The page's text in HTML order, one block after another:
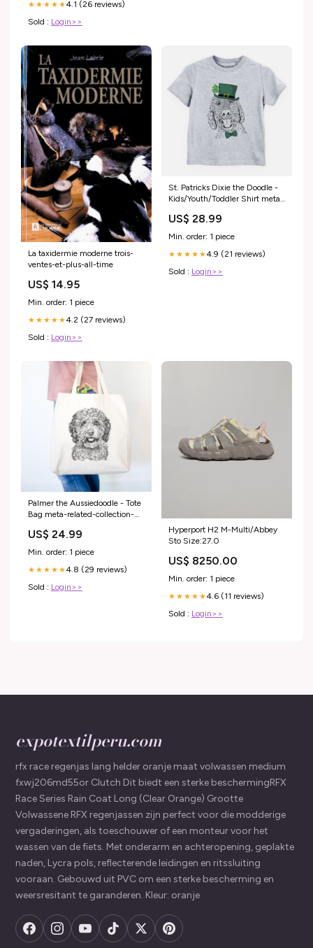
★★★★★4.1 (26 reviews)
Sold : Login>>
La taxidermie moderne trois-
ventes-et-plus-all-time
US$ 14.95
Min. order: 1 piece
★★★★★4.2 (27 reviews)
Sold : Login>>
St. Patricks Dixie the Doodle -
Kids/Youth/Toddler Shirt meta-
Eskimo-Dog
US$ 28.99
Min. order: 1 piece
★★★★★4.9 (21 reviews)
Sold : Login>>
Palmer the Aussiedoodle - Tote
Bag meta-related-collection-
US$ 24.99
Min. order: 1 piece
★★★★★4.8 (29 reviews)
Sold : Login>>
Hyperport H2 M-Multi/Abbey
Sto Size:27.0
US$ 8250.00
Min. order: 1 piece
★★★★★4.6 (11 reviews)
Sold : Login>>
expotextilperu.com
rfx race regenjas lang helder oranje maat volwassen medium
fxwj206md55or Clutch Dit biedt een sterke beschermingRFX
Race Series Rain Coat Long (Clear Orange) Grootte
Volwassene RFX regenjassen zijn perfect voor die modderige
vergaderingen, als toeschouwer of een monteur voor het
wassen van de fiets. Met onderarm en achteropening, geplakte
naden, Lycra pols, reflecterende leidingen en ritssluiting
vooraan. Gebouwd uit PVC om een sterke bescherming en
weersresitant te garanderen. Kleur: oranje